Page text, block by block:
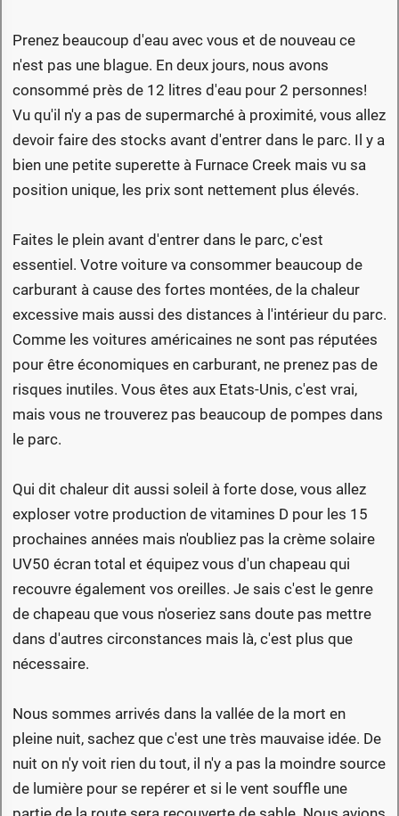
Prenez beaucoup d'eau avec vous et de nouveau ce
n'est pas une blague. En deux jours, nous avons
consommé près de 12 litres d'eau pour 2 personnes!
Vu qu'il n'y a pas de supermarché à proximité, vous allez
devoir faire des stocks avant d'entrer dans le parc. Il y a
bien une petite superette à Furnace Creek mais vu sa
position unique, les prix sont nettement plus élevés.
Faites le plein avant d'entrer dans le parc, c'est
essentiel. Votre voiture va consommer beaucoup de
carburant à cause des fortes montées, de la chaleur
excessive mais aussi des distances à l'intérieur du parc.
Comme les voitures américaines ne sont pas réputées
pour être économiques en carburant, ne prenez pas de
risques inutiles. Vous êtes aux Etats-Unis, c'est vrai,
mais vous ne trouverez pas beaucoup de pompes dans
le parc.
Qui dit chaleur dit aussi soleil à forte dose, vous allez
exploser votre production de vitamines D pour les 15
prochaines années mais n'oubliez pas la crème solaire
UV50 écran total et équipez vous d'un chapeau qui
recouvre également vos oreilles. Je sais c'est le genre
de chapeau que vous n'oseriez sans doute pas mettre
dans d'autres circonstances mais là, c'est plus que
nécessaire.
Nous sommes arrivés dans la vallée de la mort en
pleine nuit, sachez que c'est une très mauvaise idée. De
nuit on n'y voit rien du tout, il n'y a pas la moindre source
de lumière pour se repérer et si le vent souffle une